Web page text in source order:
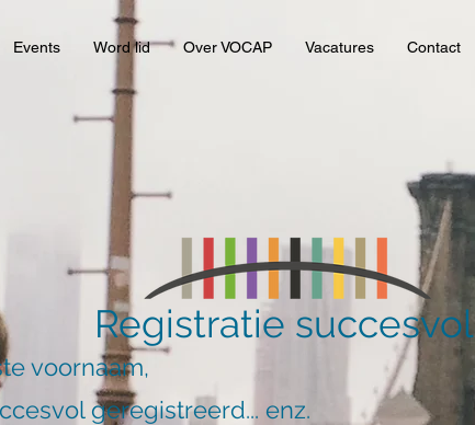
Events Word lid Over VOCAP Vacatures Contact
Registratie succesvol
voornaam,
geregistreerd... enz.